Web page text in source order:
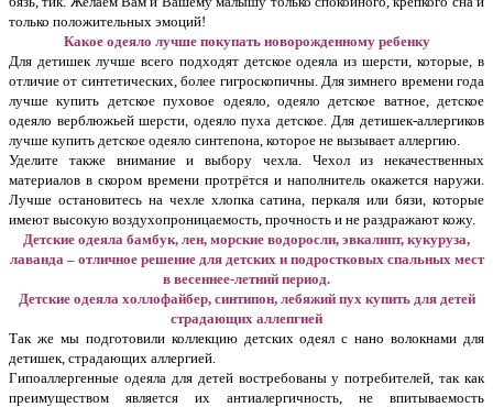
только положительных эмоций!
Какое одеяло лучше покупать новорожденному ребенку
Для детишек лучше всего подходят детское одеяла из шерсти, которые, в
отличие от синтетических, более гигроскопичны. Для зимнего времени года
лучше купить детское пуховое одеяло, одеяло детское ватное, детское
одеяло верблюжьей шерсти, одеяло пуха детское. Для детишек-аллергиков
лучше купить детское одеяло синтепона, которое не вызывает аллергию.
Уделите также внимание и выбору чехла. Чехол из некачественных
материалов в скором времени протрётся и наполнитель окажется наружи.
Лучше остановитесь на чехле хлопка сатина, перкаля или бязи, которые
имеют высокую воздухопроницаемость, прочность и не раздражают кожу.
Детские одеяла бамбук, лен, морские водоросли, эвкалипт, кукуруза,
лаванда – отличное решение для детских и подростковых спальных мест
в весеннее-летний период.
Детские одеяла холлофайбер, синтипон, лебяжий пух купить для детей
страдающих аллепгией
Так же мы подготовили коллекцию детских одеял с нано волокнами для
детишек, страдающих аллергией.
Гипоаллергенные одеяла для детей востребованы у потребителей, так как
преимуществом является их антиалергичность, не впитываемость